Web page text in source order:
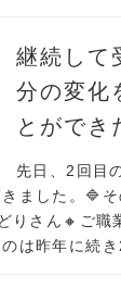
継続して
分の変化
とができ
先日、2回目
ました。🔷
りさん🔸ご職
は昨年に続